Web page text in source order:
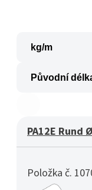
PA12E Rund
Položka č.